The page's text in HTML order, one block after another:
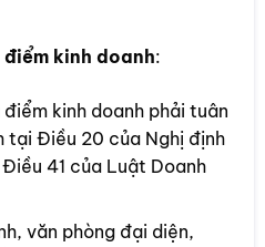
kinh doanh:
kinh doanh phải tuân
tại Điều 20 của Nghị định
41 của Luật Doanh
văn phòng đại diện,